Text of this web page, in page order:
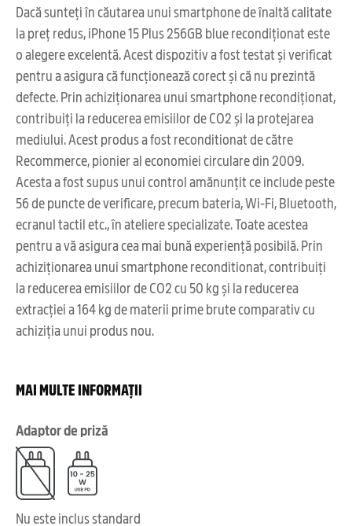
Dacă sunteți în căutarea unui smartphone de înaltă calitate
la preț redus, iPhone 15 Plus 256GB blue recondiționat este
o alegere excelentă. Acest dispozitiv a fost testat și verificat
pentru a asigura că funcționează corect și că nu prezintă
defecte. Prin achiziționarea unui smartphone recondiționat,
contribuiți la reducerea emisiilor de CO2 și la protejarea
mediului. Acest produs a fost reconditionat de către
Recommerce, pionier al economiei circulare din 2009.
Acesta a fost supus unui control amănunțit ce include peste
56 de puncte de verificare, precum bateria, Wi-Fi, Bluetooth,
ecranul tactil etc., în ateliere specializate. Toate acestea
pentru a vă asigura cea mai bună experiență posibilă. Prin
achiziționarea unui smartphone reconditionat, contribuiți
la reducerea emisiilor de CO2 cu 50 kg și la reducerea
extracției a 164 kg de materii prime brute comparativ cu
achiziția unui produs nou.
MAI MULTE INFORMAȚII
Adaptor de priză
Nu este inclus standard